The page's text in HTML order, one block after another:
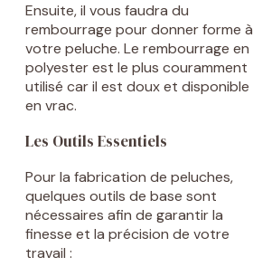
Ensuite, il vous faudra du
rembourrage pour donner forme à
votre peluche. Le rembourrage en
polyester est le plus couramment
utilisé car il est doux et disponible
en vrac.
Les Outils Essentiels
Pour la fabrication de peluches,
quelques outils de base sont
nécessaires afin de garantir la
finesse et la précision de votre
travail :